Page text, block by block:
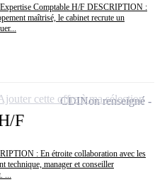
Comptable H/F DESCRIPTION :
maîtrisé, le cabinet recrute un
F
: En étroite collaboration avec les
technique, manager et conseiller
...
CDINon renseigné
cette offre à ma sélection